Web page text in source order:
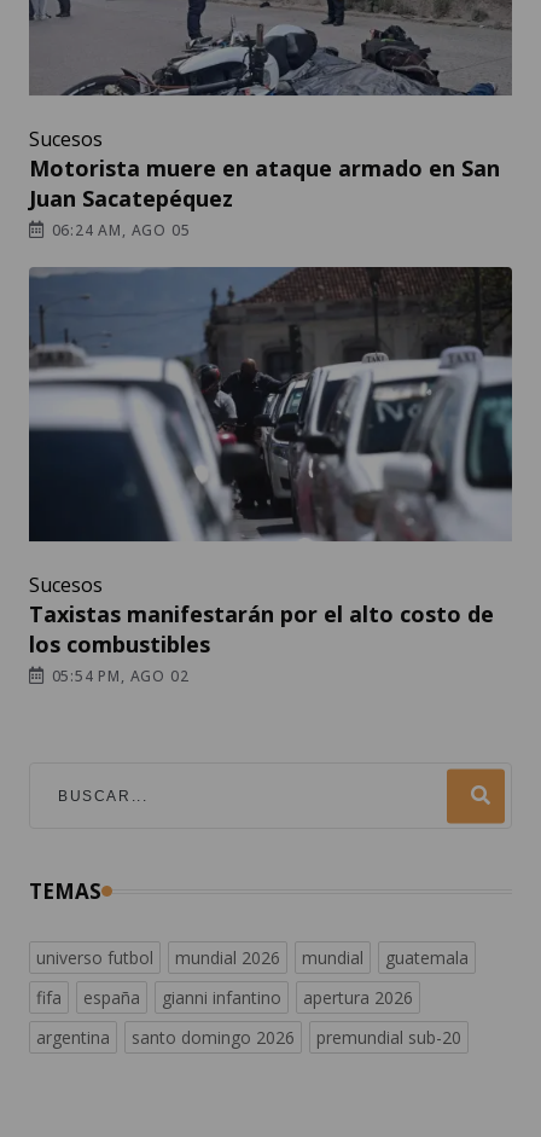
Sucesos
Motorista muere en ataque armado en San
Juan Sacatepéquez
06:24 AM, AGO 05
Sucesos
Taxistas manifestarán por el alto costo de
los combustibles
05:54 PM, AGO 02
TEMAS
universo futbol mundial 2026 mundial
guatemala
fifa
españa gianni infantino
apertura 2026
argentina
santo domingo 2026 premundial sub-20